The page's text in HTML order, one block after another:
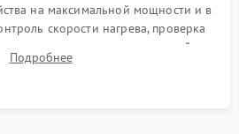
на максимальной мощности и в
скорости нагрева, проверка
при достижении заданной
на отсутствие утечек тока.
Подробнее